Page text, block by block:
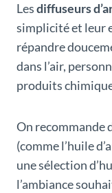
Lesdiffuseurs
simplicité et leur
répandre
dans l’air,
produits
On recommande
(comme l’huile
une sélection
l’ambiance